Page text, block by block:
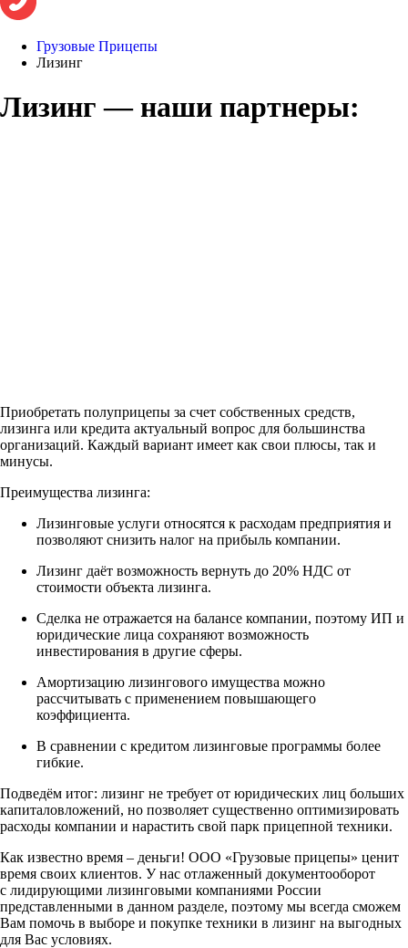
Грузовые Прицепы
Лизинг
Лизинг — наши партнеры:
Приобретать полуприцепы за счет собственных средств,
лизинга или кредита актуальный вопрос для большинства
организаций. Каждый вариант имеет как свои плюсы, так и
минусы.
Преимущества лизинга:
Лизинговые услуги относятся к расходам предприятия и
позволяют снизить налог на прибыль компании.
Лизинг даёт возможность вернуть до 20% НДС от
стоимости объекта лизинга.
Сделка не отражается на балансе компании, поэтому ИП и
юридические лица сохраняют возможность
инвестирования в другие сферы.
Амортизацию лизингового имущества можно
рассчитывать с применением повышающего
коэффициента.
В сравнении с кредитом лизинговые программы более
гибкие.
Подведём итог: лизинг не требует от юридических лиц больших
капиталовложений, но позволяет существенно оптимизировать
расходы компании и нарастить свой парк прицепной техники.
Как известно время – деньги! ООО «Грузовые прицепы» ценит
время своих клиентов. У нас отлаженный документооборот
с лидирующими лизинговыми компаниями России
представленными в данном разделе, поэтому мы всегда сможем
Вам помочь в выборе и покупке техники в лизинг на выгодных
для Вас условиях.